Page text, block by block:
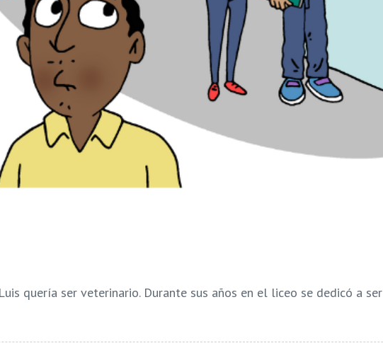
quería ser veterinario. Durante sus años en el liceo se dedicó a ser